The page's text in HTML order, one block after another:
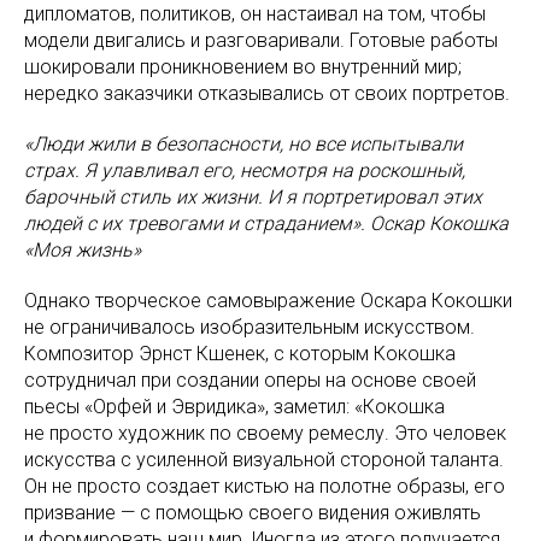
дипломатов, политиков, он настаивал на том, чтобы
модели двигались и разговаривали. Готовые работы
шокировали проникновением во внутренний мир;
нередко заказчики отказывались от своих портретов.
«Люди жили в безопасности, но все испытывали
страх. Я улавливал его, несмотря на роскошный,
барочный стиль их жизни. И я портретировал этих
людей с их тревогами и страданием». Оскар Кокошка
«Моя жизнь»
Однако творческое самовыражение Оскара Кокошки
не ограничивалось изобразительным искусством.
Композитор Эрнст Кшенек, с которым Кокошка
сотрудничал при создании оперы на основе своей
пьесы «Орфей и Эвридика», заметил: «Кокошка
не просто художник по своему ремеслу. Это человек
искусства с усиленной визуальной стороной таланта.
Он не просто создает кистью на полотне образы, его
призвание — с помощью своего видения оживлять